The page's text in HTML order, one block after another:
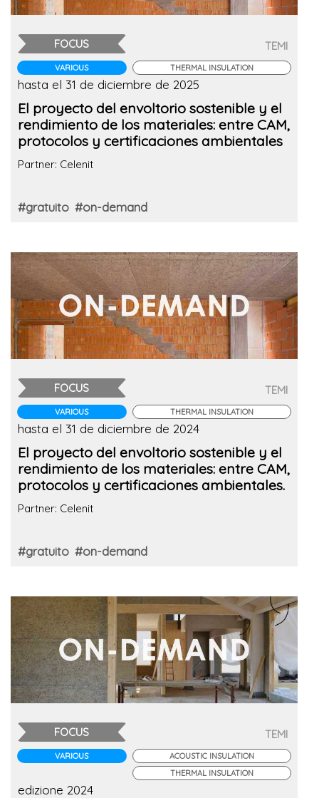
FOCUS
VARIOUS
TEMI
THERMAL INSULATION
hasta el 31 de diciembre de 2025
El proyecto del envoltorio sostenible y el
rendimiento de los materiales: entre CAM,
protocolos y certificaciones ambientales
Partner: Celenit
#gratuito #on-demand
FOCUS
VARIOUS
TEMI
THERMAL INSULATION
hasta el 31 de diciembre de 2024
El proyecto del envoltorio sostenible y el
rendimiento de los materiales: entre CAM,
protocolos y certificaciones ambientales.
Partner: Celenit
#gratuito #on-demand
FOCUS
VARIOUS
TEMI
ACOUSTIC INSULATION
THERMAL INSULATION
edizione 2024